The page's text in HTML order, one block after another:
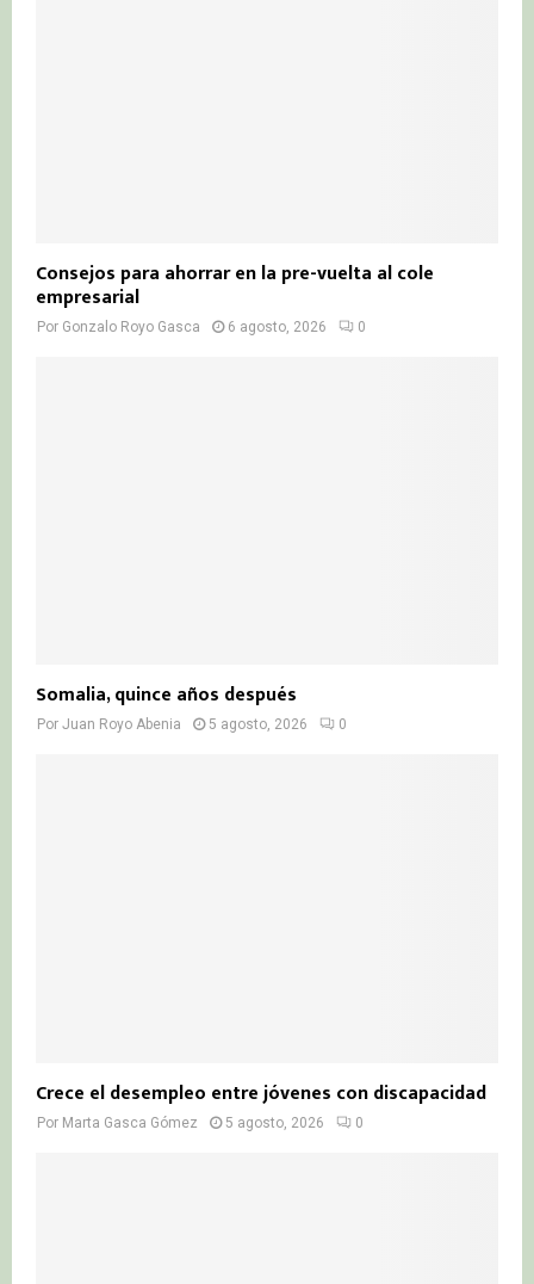
Consejos para ahorrar en la pre-vuelta al cole
empresarial
Por Gonzalo Royo Gasca 6 agosto, 2026 0
Somalia, quince años después
Por Juan Royo Abenia 5 agosto, 2026 0
Crece el desempleo entre jóvenes con discapacidad
Por Marta Gasca Gómez 5 agosto, 2026 0